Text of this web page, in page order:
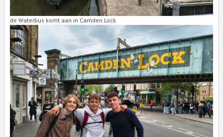
de Waterbus komt aan in Camden Lock